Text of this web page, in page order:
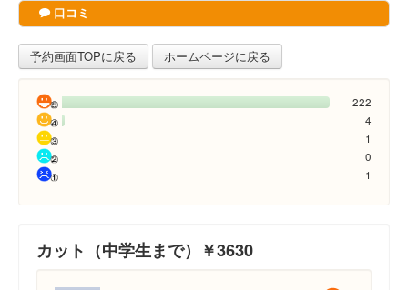
口コミ
予約画面TOPに戻る ホームページに戻る
222
4
1
0
1
カット（中学生まで）￥3630